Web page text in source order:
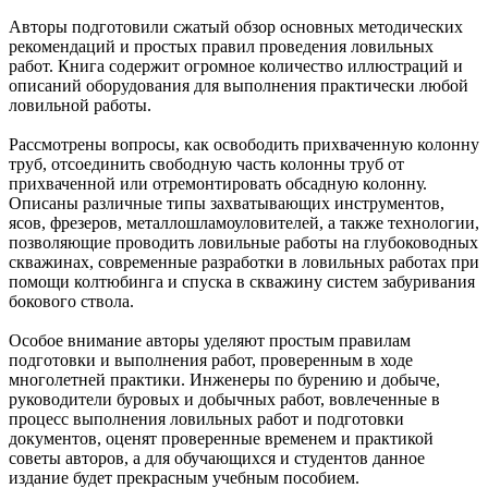
Авторы подготовили сжатый обзор основных методических
рекомендаций и простых правил проведения ловильных
работ. Книга содержит огромное количество иллюстраций и
описаний оборудования для выполнения практически любой
ловильной работы.
Рассмотрены вопросы, как освободить прихваченную колонну
труб, отсоединить свободную часть колонны труб от
прихваченной или отремонтировать обсадную колонну.
Описаны различные типы захватывающих инструментов,
ясов, фрезеров, металлошламоуловителей, а также технологии,
позволяющие проводить ловильные работы на глубоководных
скважинах, современные разработки в ловильных работах при
помощи колтюбинга и спуска в скважину систем забуривания
бокового ствола.
Особое внимание авторы уделяют простым правилам
подготовки и выполнения работ, проверенным в ходе
многолетней практики. Инженеры по бурению и добыче,
руководители буровых и добычных работ, вовлеченные в
процесс выполнения ловильных работ и подготовки
документов, оценят проверенные временем и практикой
советы авторов, а для обучающихся и студентов данное
издание будет прекрасным учебным пособием.